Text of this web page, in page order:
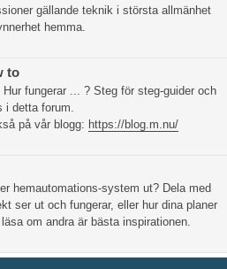
gällande teknik i största allmänhet
hemma.
to
fungerar ... ? Steg för steg-guider och
i detta forum.
på vår blogg: https://blog.m.nu/
hemautomations-system ut? Dela med
ser ut och fungerar, eller hur dina planer
om andra är bästa inspirationen.